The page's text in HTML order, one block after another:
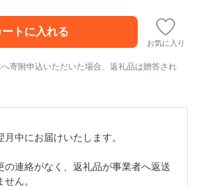
お気に入り
寄附申込いただいた場合、返礼品は贈答され
中にお届けいたします。
連絡がなく、返礼品が事業者へ返送
ん。